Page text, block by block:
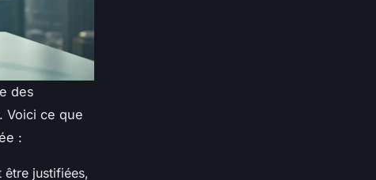
des
Voici ce que
:
être justifiées,